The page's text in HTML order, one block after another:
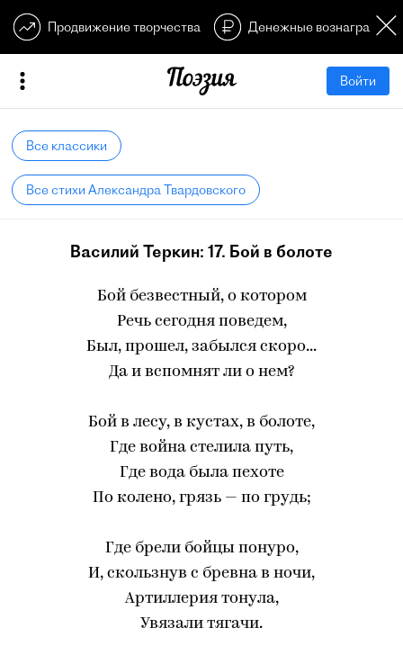
Продвижение творчества Денежные
Войти
Все классики
Все стихи Александра Твардовского
Василий Теркин: 17. Бой в болоте
Бой безвестный, о котором
Речь сегодня поведем,
Был, прошел, забылся скоро...
Да и вспомнят ли о нем?
Бой в лесу, в кустах, в болоте,
Где война стелила путь,
Где вода была пехоте
По колено, грязь — по грудь;
Где брели бойцы понуро,
И, скользнув с бревна в ночи,
Артиллерия тонула,
Увязали тягачи.